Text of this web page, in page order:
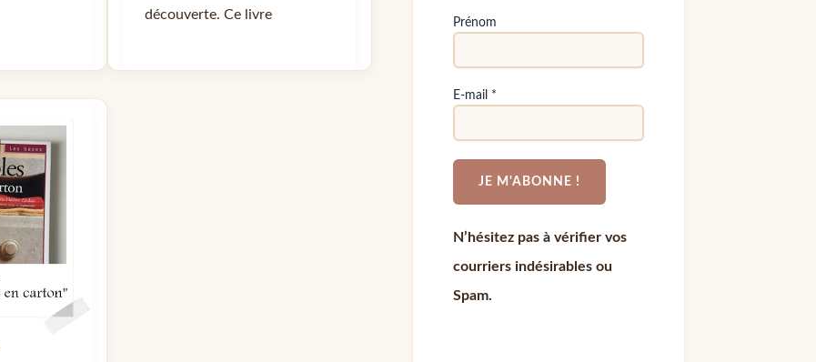
découverte. Ce livre
Prénom
E-mail *
N’hésitez pas à vérifier vos
courriers indésirables ou
Spam.